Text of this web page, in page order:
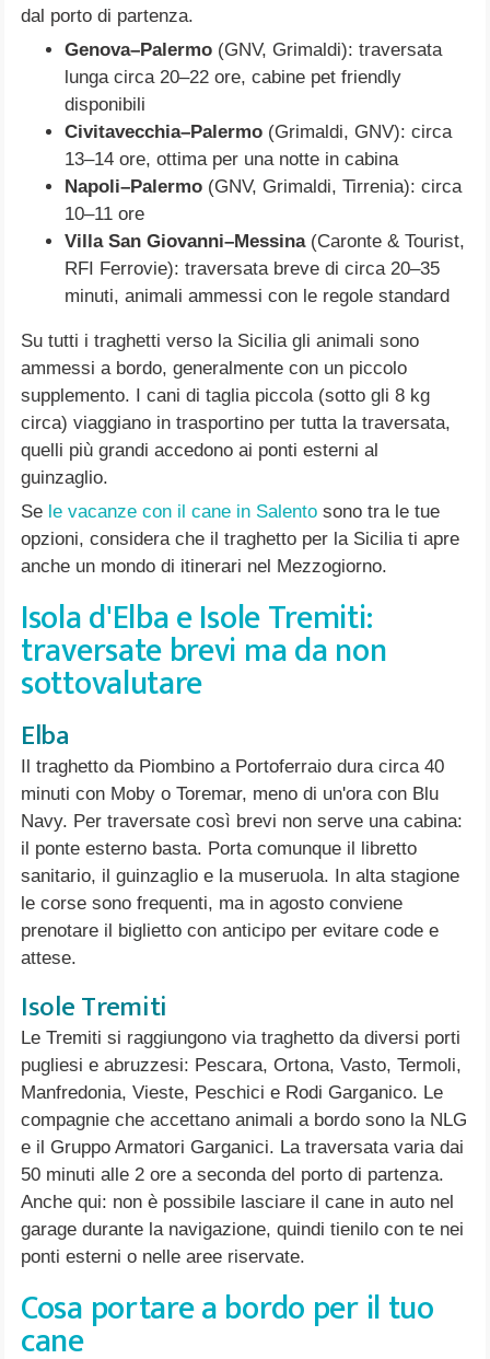
dal porto di partenza.
Genova–Palermo (GNV, Grimaldi): traversata
lunga circa 20–22 ore, cabine pet friendly
disponibili
Civitavecchia–Palermo (Grimaldi, GNV): circa
13–14 ore, ottima per una notte in cabina
Napoli–Palermo (GNV, Grimaldi, Tirrenia): circa
10–11 ore
Villa San Giovanni–Messina(Caronte & Tourist,
RFI Ferrovie): traversata breve di circa 20–35
minuti, animali ammessi con le regole standard
Su tutti i traghetti verso la Sicilia gli animali sono
ammessi a bordo, generalmente con un piccolo
supplemento. I cani di taglia piccola (sotto gli 8 kg
circa) viaggiano in trasportino per tutta la traversata,
quelli più grandi accedono ai ponti esterni al
guinzaglio.
Se le vacanze con il cane in Salento sono tra le tue
opzioni, considera che il traghetto per la Sicilia ti apre
anche un mondo di itinerari nel Mezzogiorno.
Isola d'Elba e Isole Tremiti:
traversate brevi ma da non
sottovalutare
Elba
Il traghetto da Piombino a Portoferraio dura circa 40
minuti con Moby o Toremar, meno di un'ora con Blu
Navy. Per traversate così brevi non serve una cabina:
il ponte esterno basta. Porta comunque il libretto
sanitario, il guinzaglio e la museruola. In alta stagione
le corse sono frequenti, ma in agosto conviene
prenotare il biglietto con anticipo per evitare code e
attese.
Isole Tremiti
Le Tremiti si raggiungono via traghetto da diversi porti
pugliesi e abruzzesi: Pescara, Ortona, Vasto, Termoli,
Manfredonia, Vieste, Peschici e Rodi Garganico. Le
compagnie che accettano animali a bordo sono la NLG
e il Gruppo Armatori Garganici. La traversata varia dai
50 minuti alle 2 ore a seconda del porto di partenza.
Anche qui: non è possibile lasciare il cane in auto nel
garage durante la navigazione, quindi tienilo con te nei
ponti esterni o nelle aree riservate.
Cosa portare a bordo per il tuo
cane